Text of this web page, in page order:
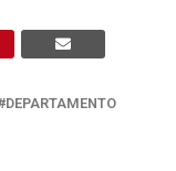
DEPARTAMENTO